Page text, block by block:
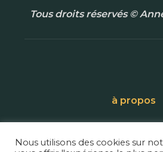
Tous droits réservés ©
à propos
Nous utilisons des cookies sur